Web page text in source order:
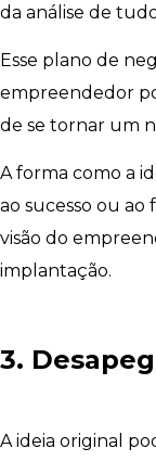
da análise de
Esse plano de
empreendedor
de se tornar um
A forma como a
ao sucesso ou ao
visão do
implantação.
3.
A ideia original